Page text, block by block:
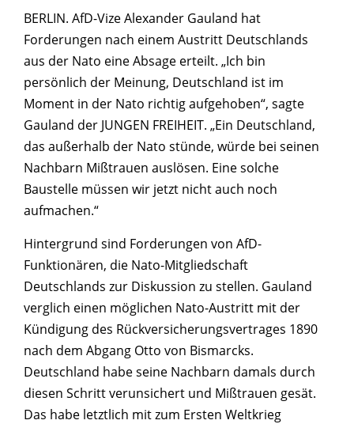
BERLIN. AfD-Vize Alexander Gauland hat
Forderungen nach einem Austritt Deutschlands
aus der Nato eine Absage erteilt. „Ich bin
persönlich der Meinung, Deutschland ist im
Moment in der Nato richtig aufgehoben“, sagte
Gauland der JUNGEN FREIHEIT. „Ein Deutschland,
das außerhalb der Nato stünde, würde bei seinen
Nachbarn Mißtrauen auslösen. Eine solche
Baustelle müssen wir jetzt nicht auch noch
aufmachen.“
Hintergrund sind Forderungen von AfD-
Funktionären, die Nato-Mitgliedschaft
Deutschlands zur Diskussion zu stellen. Gauland
verglich einen möglichen Nato-Austritt mit der
Kündigung des Rückversicherungsvertrages 1890
nach dem Abgang Otto von Bismarcks.
Deutschland habe seine Nachbarn damals durch
diesen Schritt verunsichert und Mißtrauen gesät.
Das habe letztlich mit zum Ersten Weltkrieg